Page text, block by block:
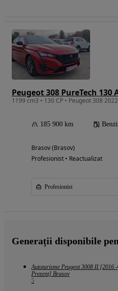
Peugeot 308 PureTech 130
185 900 km
Brasov (Brasov)
Profesionist • Reactualizat
Profesionist
Generații disponibile
Autoturisme Peugeot 3008 II [2016 -
Prezent] Brasov
5